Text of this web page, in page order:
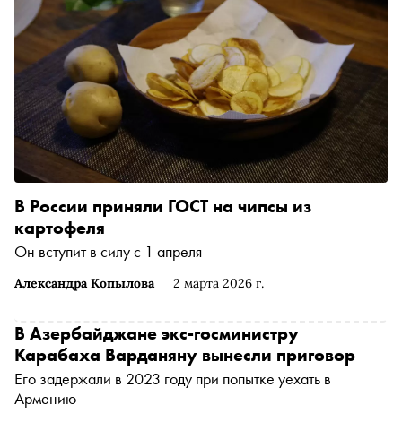
Александра Копылова 2 марта 2026 г.
В России приняли ГОСТ на чипсы из
картофеля
Он вступит в силу с 1 апреля
В Азербайджане экс-госминистру
Карабаха Варданяну вынесли приговор
Его задержали в 2023 году при попытке уехать в
Армению